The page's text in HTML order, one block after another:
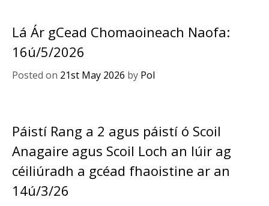
Lá Ár gCead Chomaoineach Naofa:
16ú/5/2026
Posted on 21st May 2026 by Pol
Páistí Rang a 2 agus páistí ó Scoil
Anagaire agus Scoil Loch an Iúir ag
céiliúradh a gcéad fhaoistine ar an
14ú/3/26